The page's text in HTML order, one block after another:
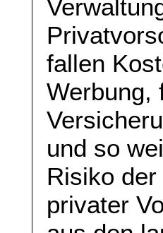
fallen
Werbung,
und so
Risiko
privater